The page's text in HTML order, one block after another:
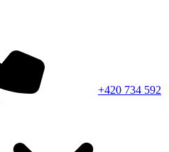
+420 734 592